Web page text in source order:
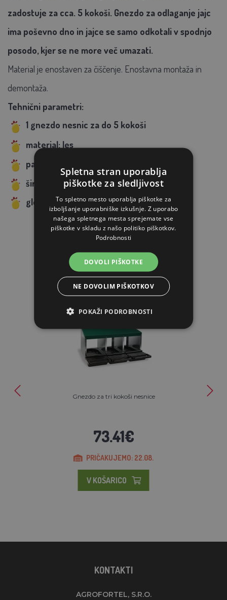
zadostuje za cca. 5 kokoši. Gnezdo za odlaganje jajc
ima poševno dno in jajce se samo odkotali v spodnjo
posodo, kjer se ne more več umazati.
Material je enostaven za čiščenje. Enostavna montaža in
demontaža.
Tehnični parametri:
1 gnezdo nesnic za do 5 kokoši
material: les
pakiranje: 1 kos v kartonu
širina:
320 x 545 x 540 mm
globina košare 160 mm
PODOBNI IZDELKI
Gnezdo za tri kokoši nesnice
73.41€
PRIČAKUJEMO: 22.08.
V KOŠARICO
KONTAKTI
AGROFORTEL, S.R.O.
Spletna stran uporablja
piškotke za sledljivost
To spletno mesto uporablja piškotke za
izboljšanje uporabniške izkušnje. Z uporabo
našega spletnega mesta sprejemate vse
piškotke v skladu z našo politiko piškotkov.
Podrobnosti
DOVOLI PIŠKOTKE
NE DOVOLIM PIŠKOTKOV
POKAŽI PODROBNOSTI